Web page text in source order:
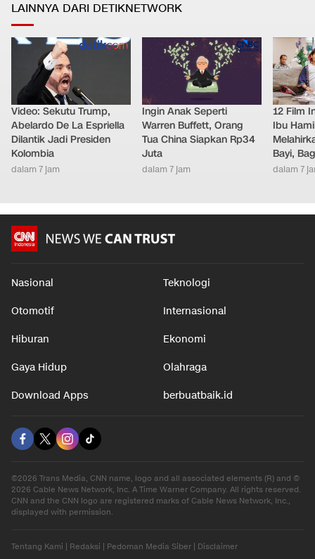
LAINNYA DARI DETIKNETWORK
Video: Sekutu Trump,
Abelardo De La Espriella
Dilantik Jadi Presiden
Kolombia
dalam 7 jam
Ingin Anak Seperti
Warren Buffett, Orang
Tua China Siapkan Rp34
Juta
dalam 7 jam
12 Film
Ibu
Bayi,
dalam 7
Nasional Teknologi
Otomotif Internasional
Hiburan Ekonomi
Gaya Hidup Olahraga
Download Apps berbuatbaik.id
©2026 Trans Media, CNN name, logo and all associated elements (R) and ©
2026 Cable News Network, Inc. A Time Warner Company. All rights reserved.
CNN and the CNN logo are registered marks of Cable News Network, Inc.,
displayed with permission.
Tentang Kami | Redaksi | Pedoman Media Siber | Disclaimer